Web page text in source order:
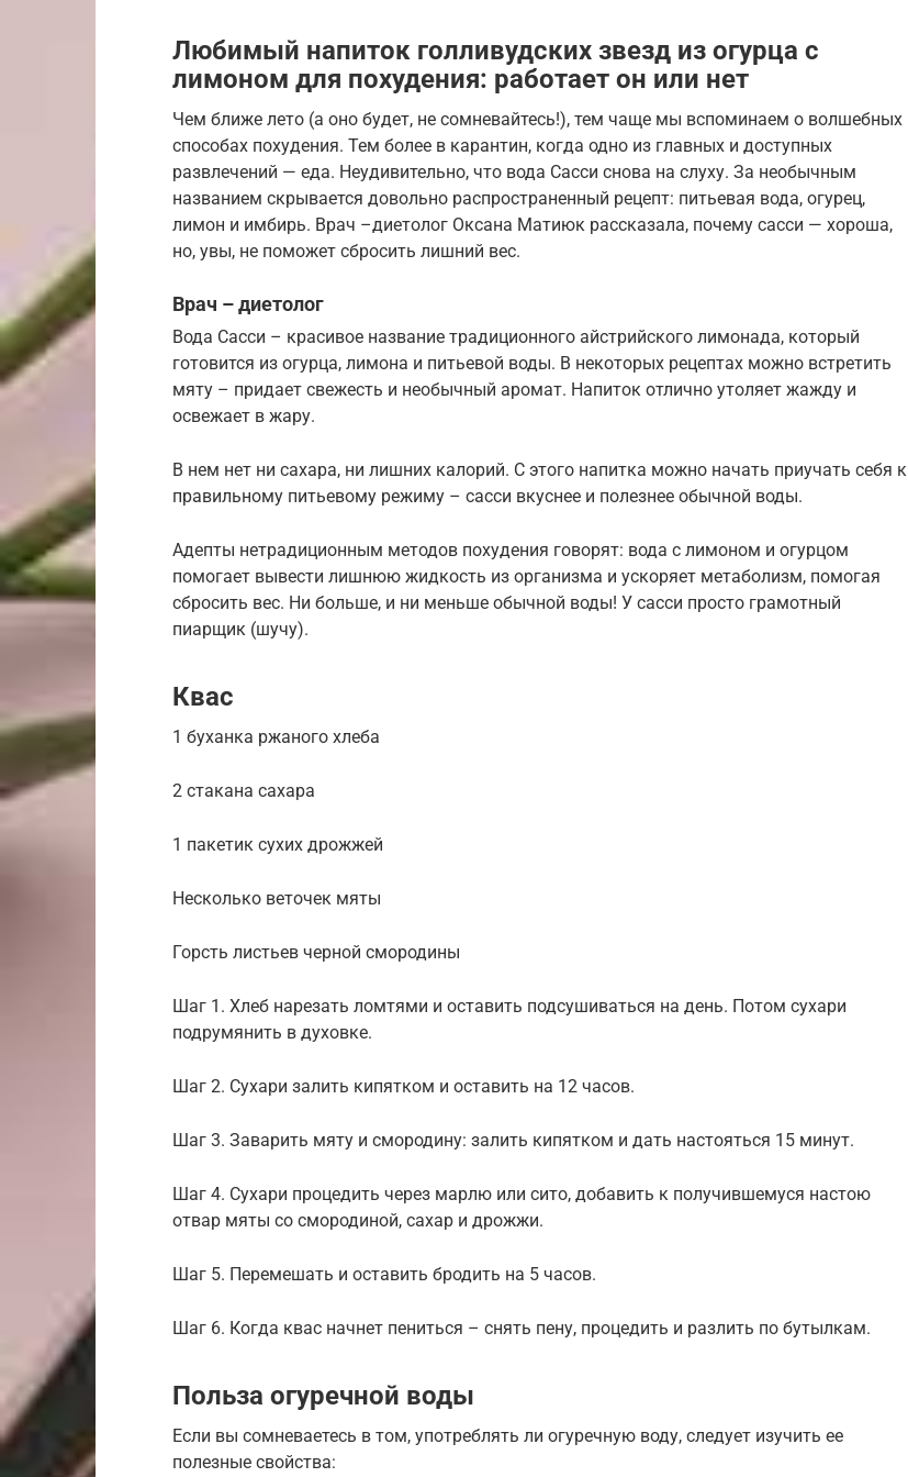
Любимый напиток голливудских звезд из огурца с
лимоном для похудения: работает он или нет
Чем ближе лето (а оно будет, не сомневайтесь!), тем чаще мы вспоминаем о волшебных
способах похудения. Тем более в карантин, когда одно из главных и доступных
развлечений — еда. Неудивительно, что вода Сасси снова на слуху. За необычным
названием скрывается довольно распространенный рецепт: питьевая вода, огурец,
лимон и имбирь. Врач –диетолог Оксана Матиюк рассказала, почему сасси — хороша,
но, увы, не поможет сбросить лишний вес.
Врач – диетолог
Вода Cасси – красивое название традиционного айстрийского лимонада, который
готовится из огурца, лимона и питьевой воды. В некоторых рецептах можно встретить
мяту – придает свежесть и необычный аромат. Напиток отлично утоляет жажду и
освежает в жару.
В нем нет ни сахара, ни лишних калорий. С этого напитка можно начать приучать себя к
правильному питьевому режиму – сасси вкуснее и полезнее обычной воды.
Адепты нетрадиционным методов похудения говорят: вода с лимоном и огурцом
помогает вывести лишнюю жидкость из организма и ускоряет метаболизм, помогая
сбросить вес. Ни больше, и ни меньше обычной воды! У сасси просто грамотный
пиарщик (шучу).
Квас
1 буханка ржаного хлеба
2 стакана сахара
1 пакетик сухих дрожжей
Несколько веточек мяты
Горсть листьев черной смородины
Шаг 1. Хлеб нарезать ломтями и оставить подсушиваться на день. Потом сухари
подрумянить в духовке.
Шаг 2. Сухари залить кипятком и оставить на 12 часов.
Шаг 3. Заварить мяту и смородину: залить кипятком и дать настояться 15 минут.
Шаг 4. Сухари процедить через марлю или сито, добавить к получившемуся настою
отвар мяты со смородиной, сахар и дрожжи.
Шаг 5. Перемешать и оставить бродить на 5 часов.
Шаг 6. Когда квас начнет пениться – снять пену, процедить и разлить по бутылкам.
Польза огуречной воды
Если вы сомневаетесь в том, употреблять ли огуречную воду, следует изучить ее
полезные свойства: